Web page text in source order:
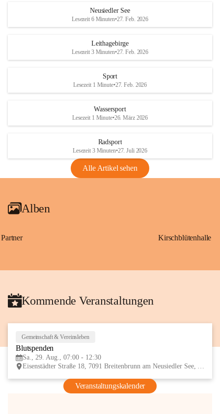
S
und den daraus folgenden wirtschaftlichen
Maßnahmen zur Bekämpfung
Rebe und der Amerikanischen
Anhang VBl. EU Nr. 18
1 Seite•1,4 MB
VBl. EU Nr. 18_2026
r
S
Neusiedler See
Lesezeit 6 Minuten•27. Feb. 2026
Leithagebirge
Lesezeit 3 Minuten•27. Feb. 2026
Sport
Lesezeit 1 Minute•27. Feb. 2026
Wassersport
Lesezeit 1 Minute•26. März 2026
Radsport
Lesezeit 3 Minuten•27. Juli 2026
Alle Artikel sehen
Alben
Partner Kirschblütenhalle
Kommende Veranstaltungen
Gemeinschaft & Vereinsleben
Blutspenden
Sa., 29. Aug., 07:00 - 12:30
Eisenstädter Straße 18, 7091 Breitenbrunn am Neusiedler See, AUT
Veranstaltungskalender